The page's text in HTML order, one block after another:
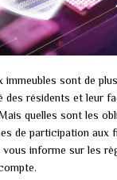
immeubles sont de
résidents et leur
quelles sont les
de participation aux
informe sur les